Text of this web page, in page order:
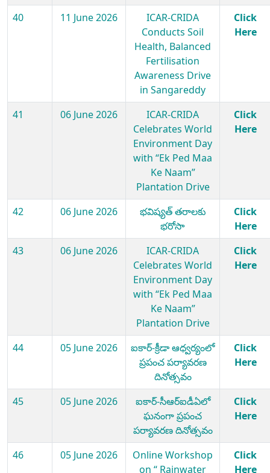
40 11 June 2026
ICAR-CRIDA
Conducts Soil
Health, Balanced
Fertilisation
Awareness Drive
in Sangareddy
Click
Here
41 06 June 2026
ICAR-CRIDA
Celebrates World
Environment Day
with “Ek Ped Maa
Ke Naam”
Plantation Drive
Click
Here
42 06 June 2026
భవిష్యత్ తరాలకు
భరోసా
Click
Here
43
06 June 2026
ICAR-CRIDA
Celebrates World
Environment Day
with “Ek Ped Maa
Ke Naam”
Plantation Drive
Click
Here
44 05 June 2026
ఐకార్-క్రీడా ఆధ్వర్యంలో
ప్రపంచ పర్యావరణ
దినోత్సవం
Click
Here
45 05 June 2026
ఐకార్-సీఆర్ఐడీఏలో
ఘనంగా ప్రపంచ
పర్యావరణ దినోత్సవం
Click
Here
46 05 June 2026
Online Workshop
on “ Rainwater
Click
Here